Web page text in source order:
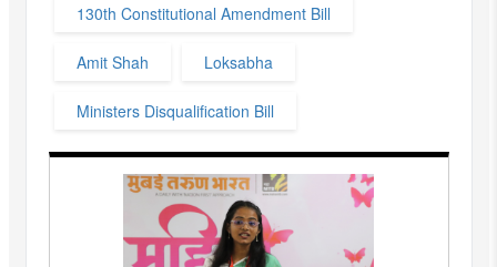
130th Constitutional Amendment Bill
Amit Shah Loksabha
Ministers Disqualification Bill